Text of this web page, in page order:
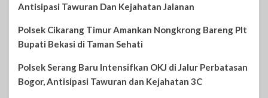
Antisipasi Tawuran Dan Kejahatan Jalanan
Polsek Cikarang Timur Amankan Nongkrong Bareng Plt
Bupati Bekasi di Taman Sehati‎
Polsek Serang Baru Intensifkan OKJ di Jalur Perbatasan
Bogor, Antisipasi Tawuran dan Kejahatan 3C